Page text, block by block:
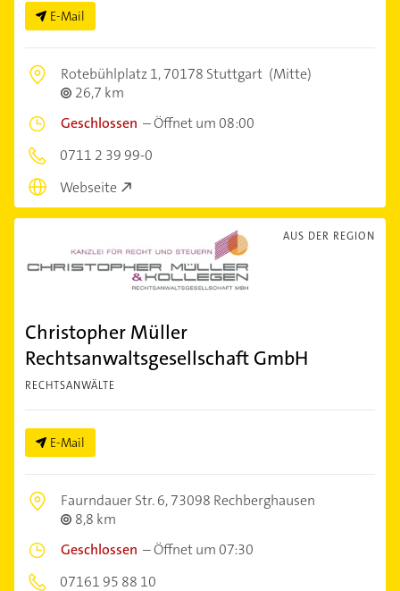
E-Mail
Rotebühlplatz 1,70178 Stuttgart (Mitte)
26,7 km
Geschlossen –Öffnet um 08:00
0711 2 39 99-0
Webseite
AUS DER REGION
Christopher Müller
Rechtsanwaltsgesellschaft GmbH
RECHTSANWÄLTE
E-Mail
Faurndauer Str. 6,73098 Rechberghausen
8,8 km
Geschlossen –Öffnet um 07:30
07161 95 88 10